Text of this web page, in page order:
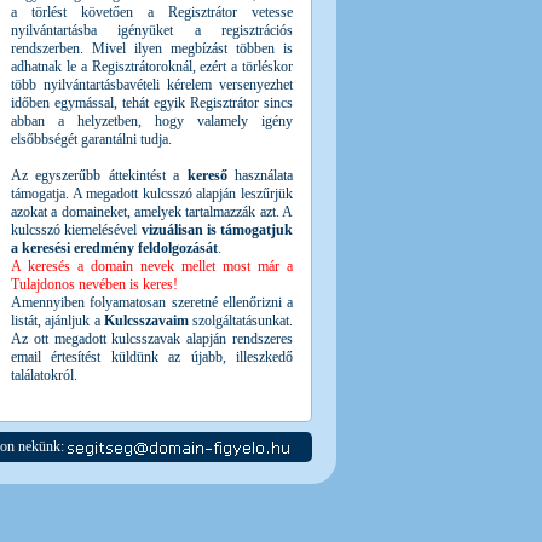
a törlést követően a Regisztrátor vetesse
nyilvántartásba igényüket a regisztrációs
rendszerben. Mivel ilyen megbízást többen is
adhatnak le a Regisztrátoroknál, ezért a törléskor
több nyilvántartásbavételi kérelem versenyezhet
időben egymással, tehát egyik Regisztrátor sincs
abban a helyzetben, hogy valamely igény
elsőbbségét garantálni tudja.
Az egyszerűbb áttekintést a keresőhasználata
támogatja. A megadott kulcsszó alapján leszűrjük
azokat a domaineket, amelyek tartalmazzák azt. A
kulcsszó kiemelésével vizuálisan is támogatjuk
a keresési eredmény feldolgozását.
A keresés a domain nevek mellet most már a
Tulajdonos nevében is keres!
Amennyiben folyamatosan szeretné ellenőrizni a
listát, ajánljuk a Kulcsszavaimszolgáltatásunkat.
Az ott megadott kulcsszavak alapján rendszeres
email értesítést küldünk az újabb, illeszkedő
találatokról.
nekünk: